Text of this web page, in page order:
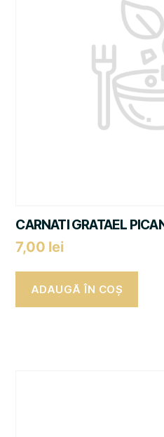
CARNATI GRATAEL
7,00 lei
ADAUGĂ ÎN COȘ